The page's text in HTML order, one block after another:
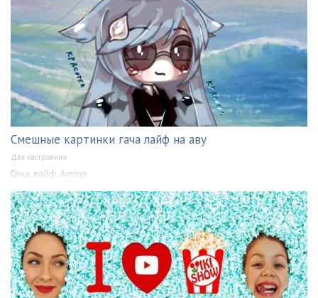
Смешные картинки гача лайф на аву
Для настроения
Гача лайф Amino